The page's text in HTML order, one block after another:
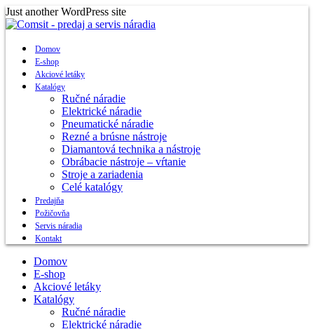
Skip
to
Just another WordPress site
Domov
E-shop
Akciové letáky
Katalógy
Ručné náradie
Elektrické náradie
Pneumatické náradie
Rezné a brúsne nástroje
Diamantová technika a nástroje
Obrábacie nástroje – vŕtanie
Stroje a zariadenia
Celé katalógy
Predajňa
Požičovňa
Servis náradia
Kontakt
Domov
E-shop
Akciové letáky
Katalógy
Ručné náradie
Elektrické náradie